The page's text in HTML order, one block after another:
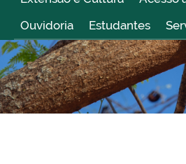
Ouvidoria
Estudantes